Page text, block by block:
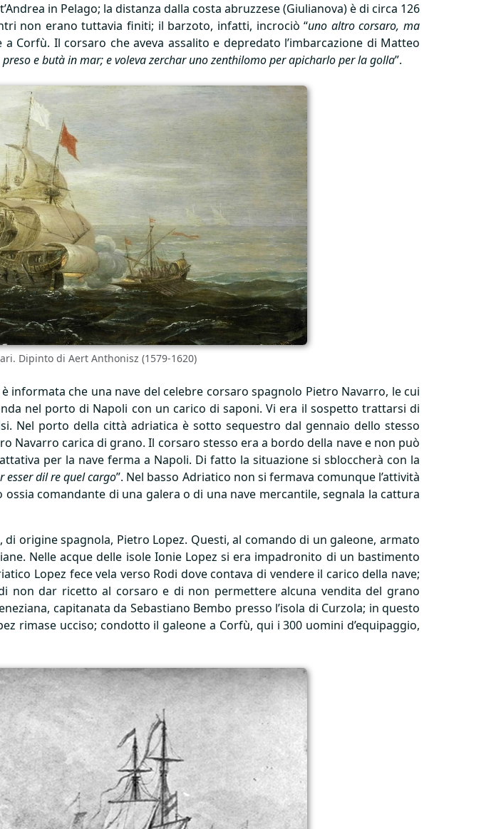
in Pelago; la distanza dalla costa abruzzese (Giulianova) è di circa 126
non erano tuttavia finiti; il barzoto, infatti, incrociò “uno altro corsaro, ma
Corfù. Il corsaro che aveva assalito e depredato l’imbarcazione di Matteo
e butà in mar; e voleva zerchar uno zenthilomo per apicharlo per la golla”.
Dipinto di Aert Anthonisz (1579-1620)
è informata che una nave del celebre corsaro spagnolo Pietro Navarro, le cui
nel porto di Napoli con un carico di saponi. Vi era il sospetto trattarsi di
Nel porto della città adriatica è sotto sequestro dal gennaio dello stesso
Navarro carica di grano. Il corsaro stesso era a bordo della nave e non può
per la nave ferma a Napoli. Di fatto la situazione si sbloccherà con la
esser dil re quel cargo”. Nel basso Adriatico non si fermava comunque l’attività
comandante di una galera o di una nave mercantile, segnala la cattura
origine spagnola, Pietro Lopez. Questi, al comando di un galeone, armato
Nelle acque delle isole Ionie Lopez si era impadronito di un bastimento
Lopez fece vela verso Rodi dove contava di vendere il carico della nave;
non dar ricetto al corsaro e di non permettere alcuna vendita del grano
capitanata da Sebastiano Bembo presso l’isola di Curzola; in questo
rimase ucciso; condotto il galeone a Corfù, qui i 300 uomini d’equipaggio,